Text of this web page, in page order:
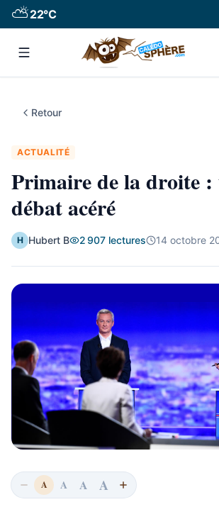
⛅22°C
Retour
ACTUALITÉ
Primaire de la droite :
débat acéré
H Hubert B 2 907 lectures 14 octobre
A A A A